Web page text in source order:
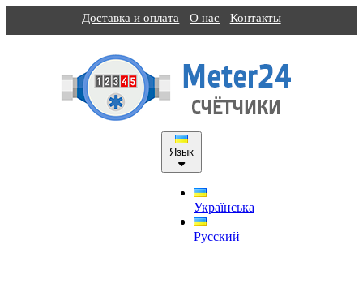
Доставка и оплата О нас Контакты
Язык
Українська
Русский